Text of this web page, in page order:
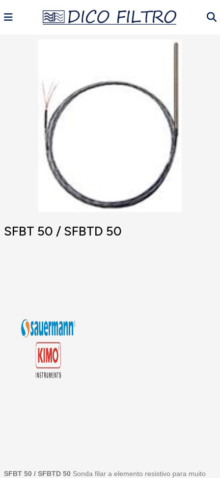
SFBT 50 / SFBTD 50
SFBT 50 / SFBTD 50Sonda filar a elemento resistivo para muito